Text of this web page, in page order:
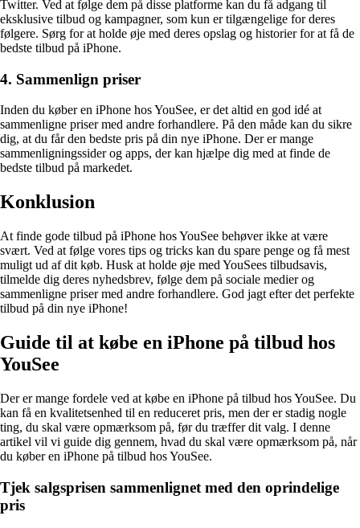
Twitter. Ved at følge dem på disse platforme kan du få adgang til
eksklusive tilbud og kampagner, som kun er tilgængelige for deres
følgere. Sørg for at holde øje med deres opslag og historier for at få de
bedste tilbud på iPhone.
4. Sammenlign priser
Inden du køber en iPhone hos YouSee, er det altid en god idé at
sammenligne priser med andre forhandlere. På den måde kan du sikre
dig, at du får den bedste pris på din nye iPhone. Der er mange
sammenligningssider og apps, der kan hjælpe dig med at finde de
bedste tilbud på markedet.
Konklusion
At finde gode tilbud på iPhone hos YouSee behøver ikke at være
svært. Ved at følge vores tips og tricks kan du spare penge og få mest
muligt ud af dit køb. Husk at holde øje med YouSees tilbudsavis,
tilmelde dig deres nyhedsbrev, følge dem på sociale medier og
sammenligne priser med andre forhandlere. God jagt efter det perfekte
tilbud på din nye iPhone!
Guide til at købe en iPhone på tilbud hos
YouSee
Der er mange fordele ved at købe en iPhone på tilbud hos YouSee. Du
kan få en kvalitetsenhed til en reduceret pris, men der er stadig nogle
ting, du skal være opmærksom på, før du træffer dit valg. I denne
artikel vil vi guide dig gennem, hvad du skal være opmærksom på, når
du køber en iPhone på tilbud hos YouSee.
Tjek salgsprisen sammenlignet med den oprindelige
pris